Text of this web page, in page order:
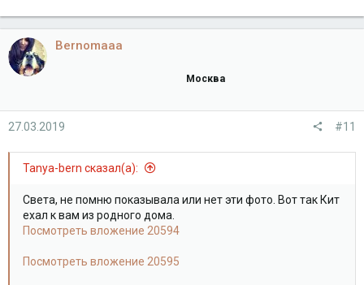
а
к
ц
и
Bernomaaa
Москва
27.03.2019 #11
Tanya-bern сказал(а):
Света, не помню показывала или нет эти фото. Вот так Кит
ехал к вам из родного дома.
Посмотреть вложение 20594
Посмотреть вложение 20595